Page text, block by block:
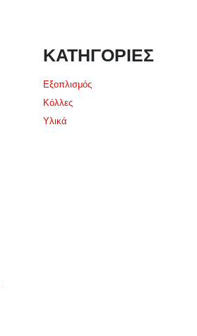
ΚΑΤΗΓΟΡΙΕΣ
Εξοπλισμός
Κόλλες
Υλικά